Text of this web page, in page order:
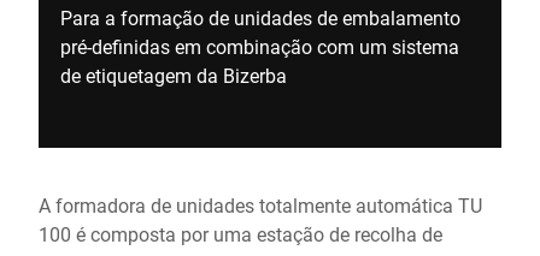
Para a formação de unidades de embalamento
pré-definidas em combinação com um sistema
de etiquetagem da Bizerba
A formadora de unidades totalmente automática TU
100 é composta por uma estação de recolha de